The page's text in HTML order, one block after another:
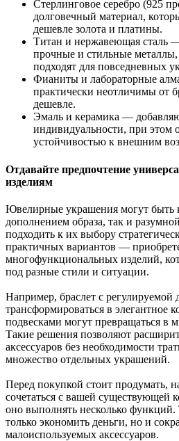
Стерлинговое серебро (925
долговечный материал,
дешевле золота и платины.
Титан и нержавеющая сталь
прочные и стильные металлы,
подходят для повседневных
Фианиты и лабораторные
практически неотличимы от
дешевле.
Эмаль и керамика —
индивидуальности, при этом
устойчивостью к внешним
Отдавайте предпочтение
изделиям
Ювелирные украшения могут быть
дополнением образа, так и
подходить к их выбору
практичных вариантов —
многофункциональных изделий,
под разные стили и ситуации.
Например, браслет с регулируемой
трансформироваться в элегантное
подвесками могут превращаться в
Такие решения позволяют
аксессуаров без необходимости
множество отдельных украшений.
Перед покупкой стоит продумать,
сочетаться с вашей существующей
оно выполнять несколько
только экономить деньги, но и
малоиспользуемых аксессуаров.